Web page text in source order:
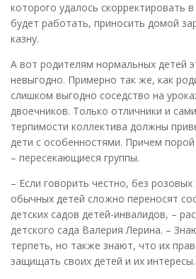
которого удалось скорректировать
будет работать, приносить домой
казну.
А вот родителям нормальных детей
невыгодно. Примерно так же, как
слишком выгодно соседство на
двоечников. Только отличники и
терпимости коллектива должны
дети с особенностями. Причем
– пересекающиеся группы.
– Если говорить честно, без
обычных детей сложно переносят
детских садов детей-инвалидов, –
детского сада Валерия Лерина. –
терпеть, но также знают, что их
защищать своих детей и их интересы.